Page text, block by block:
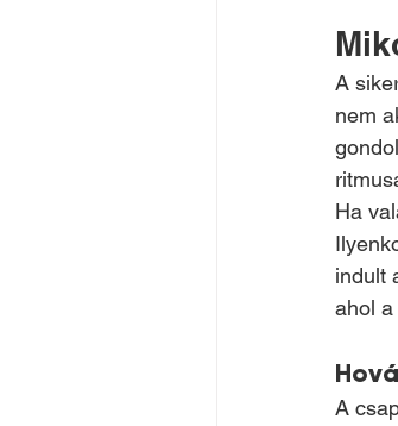
A
nem
Ha
indult
ahol
A